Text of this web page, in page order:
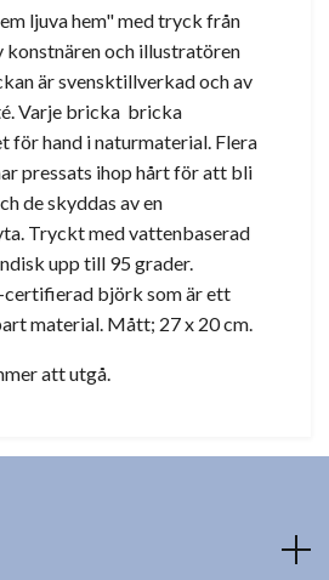
ljuva hem" med tryck från
konstnären och illustratören
är svensktillverkad och av
Varje bricka bricka
för hand i naturmaterial. Flera
pressats ihop hårt för att bli
de skyddas av en
Tryckt med vattenbaserad
upp till 95 grader.
certifierad björk som är ett
material. Mått; 27 x 20 cm.
att utgå.